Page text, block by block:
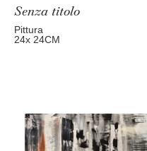
Senza titolo
Pittura
24x 24CM